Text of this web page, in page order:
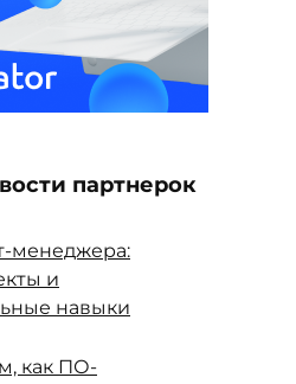
партнерок
менеджера:
и
навыки
как ПО-